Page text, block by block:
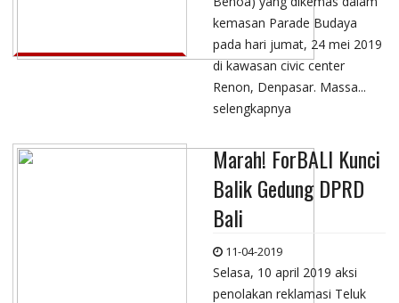
kemasan Parade Budaya
pada hari jumat, 24 mei 2019
di kawasan civic center
Renon, Denpasar. Massa...
selengkapnya
Marah! ForBALI Kunci
Balik Gedung DPRD
Bali
11-04-2019
Selasa, 10 april 2019 aksi
penolakan reklamasi Teluk